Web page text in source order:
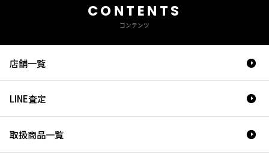
CONTENTS
コンテンツ
店舗一覧
LINE査定
取扱商品一覧